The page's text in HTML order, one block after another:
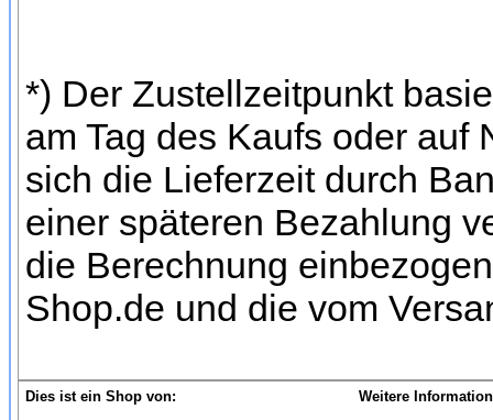
*) Der Zustellzeitpunkt
am Tag des Kaufs oder
sich die Lieferzeit durch
einer späteren Bezahlung
die Berechnung
Shop.de und die vom
Dies ist ein Shop von:
Weitere